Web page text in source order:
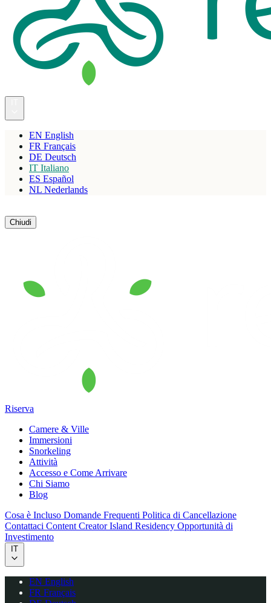
EN English
FR Français
DE Deutsch
IT Italiano
ES Español
NL Nederlands
Chiudi
Riserva
Camere & Ville
Immersioni
Snorkeling
Attività
Accesso e Come Arrivare
Chi Siamo
Blog
Cosa è Incluso Domande Frequenti Politica di Cancellazione
Contattaci Content CreatorIsland Residency Opportunità di
Investimento
IT
EN English
FR Français